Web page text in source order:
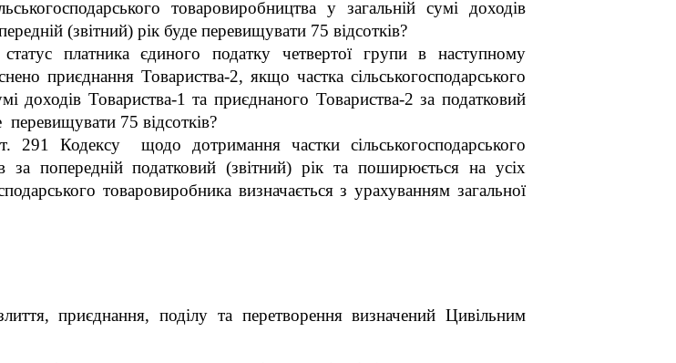
товаровиробництва у загальній сумі доходів
(звітний) рік буде перевищувати 75 відсотків?
платника єдиного податку четвертої групи в наступному
приєднання Товариства-2, якщо частка сільськогосподарського
доходів Товариства-1 та приєднаного Товариства-2 за податковий
75 відсотків?
291 Кодексу
щодо дотримання частки сільськогосподарського
за попередній податковий (звітний) рік та поширюється на усіх
товаровиробника визначається з урахуванням загальної
приєднання, поділу та перетворення визначений Цивільним